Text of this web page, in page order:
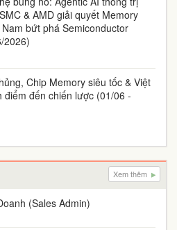
& AMD giải quyết Memory
bứt phá Semiconductor
2026)
Chip Memory siêu tốc & Việt
điểm đến chiến lược (01/06 -
Xem thêm
(Sales Admin)